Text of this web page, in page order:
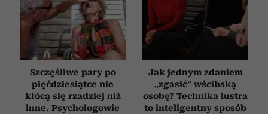
Szczęśliwe pary po
pięćdziesiątce nie
kłócą się rzadziej niż
inne. Psychologowie
Jak jednym zdaniem
„zgasić” wścibską
osobę? Technika lustra
to inteligentny sposób